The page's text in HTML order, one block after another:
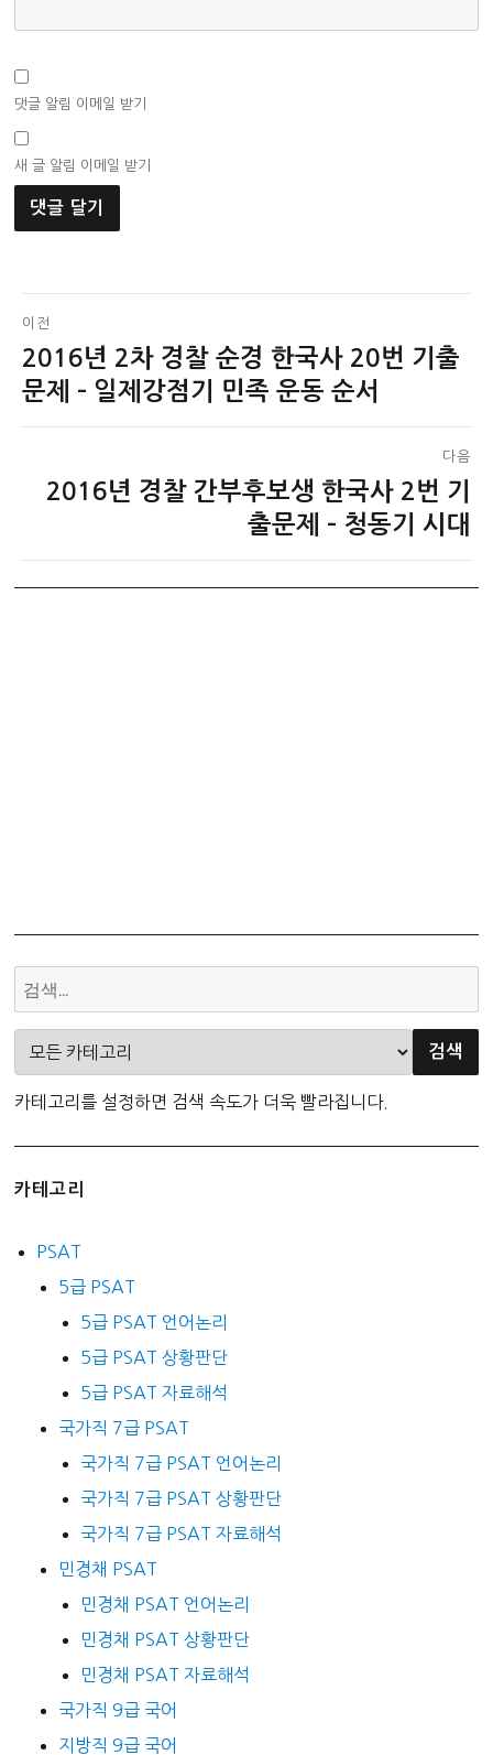
댓글 알림 이메일 받기
새 글 알림 이메일 받기
글
탐
색
이전
이
전
2016년 2차 경찰 순경 한국사 20번 기출
문제 – 일제강점기 민족 운동 순서
다음
2016년 경찰 간부후보생 한국사 2번 기
출문제 – 청동기 시대
카테고리를 설정하면 검색 속도가 더욱 빨라집니다.
카테고리
PSAT
5급 PSAT
5급 PSAT 언어논리
5급 PSAT 상황판단
5급 PSAT 자료해석
국가직 7급 PSAT
국가직 7급 PSAT 언어논리
국가직 7급 PSAT 상황판단
국가직 7급 PSAT 자료해석
민경채 PSAT
민경채 PSAT 언어논리
민경채 PSAT 상황판단
민경채 PSAT 자료해석
국가직 9급 국어
지방직 9급 국어